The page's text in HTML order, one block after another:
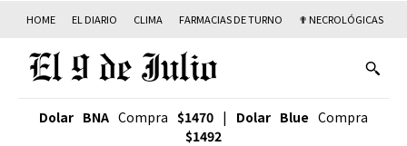
HOME EL DIARIO CLIMA FARMACIAS DE TURNO ✟ NECROLÓGICAS
Dolar BNA Compra $1470 | Dolar Blue Compra
$1492